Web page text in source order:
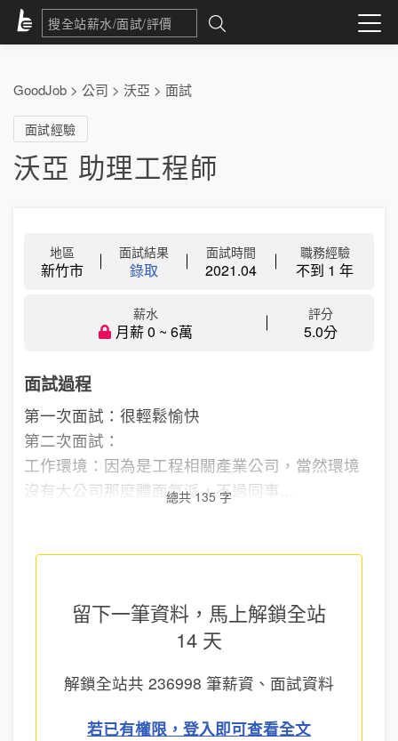
GoodJob > 公司 > 沃亞 > 面試
面試經驗
沃亞 助理工程師
地區
新竹市
面試結果
錄取
面試時間
2021.04
職務經驗
不到 1 年
薪水
月薪 0 ~ 6萬
評分
5.0分
面試過程
第一次面試：很輕鬆愉快
第二次面試：
工作環境：因為是工程相關產業公司，當然環境
沒有大公司那麼體面氣派，不過同事...
總共 135 字
留下一筆資料，馬上解鎖全站
14 天
解鎖全站共 236998 筆薪資、面試資料
若已有權限，登入即可查看全文